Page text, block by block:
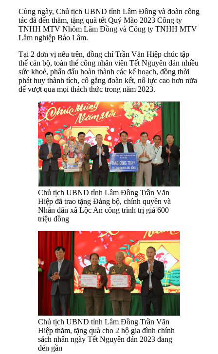
Cùng ngày, Chủ tịch UBND tỉnh Lâm Đồng và đoàn công
tác đã đến thăm, tặng quà tết Quý Mão 2023 Công ty
TNHH MTV Nhôm Lâm Đồng và Công ty TNHH MTV
Lâm nghiệp Bảo Lâm.
Tại 2 đơn vị nêu trên, đồng chí Trần Văn Hiệp chúc tập
thể cán bộ, toàn thể công nhân viên Tết Nguyên đán nhiều
sức khoẻ, phấn đấu hoàn thành các kế hoạch, đồng thời
phát huy thành tích, cố gắng đoàn kết, nỗ lực cao hơn nữa
để vượt qua mọi thách thức trong năm 2023.
Chủ tịch UBND tỉnh Lâm Đồng Trần Văn
Hiệp đã trao tặng Đảng bộ, chính quyền và
Nhân dân xã Lộc An công trình trị giá 600
triệu đồng
Chủ tịch UBND tỉnh Lâm Đồng Trần Văn
Hiệp thăm, tặng quà cho 2 hộ gia đình chính
sách nhân ngày Tết Nguyên đán 2023 đang
đến gần